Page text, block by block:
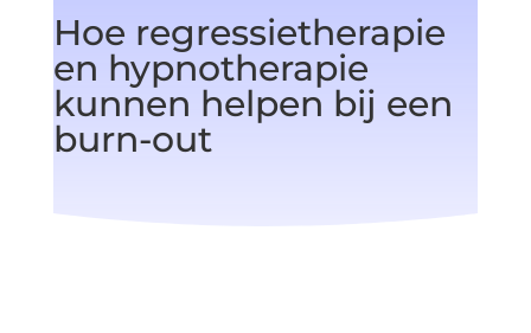
Hoe regressietherapie
en hypnotherapie
kunnen helpen bij een
burn-out